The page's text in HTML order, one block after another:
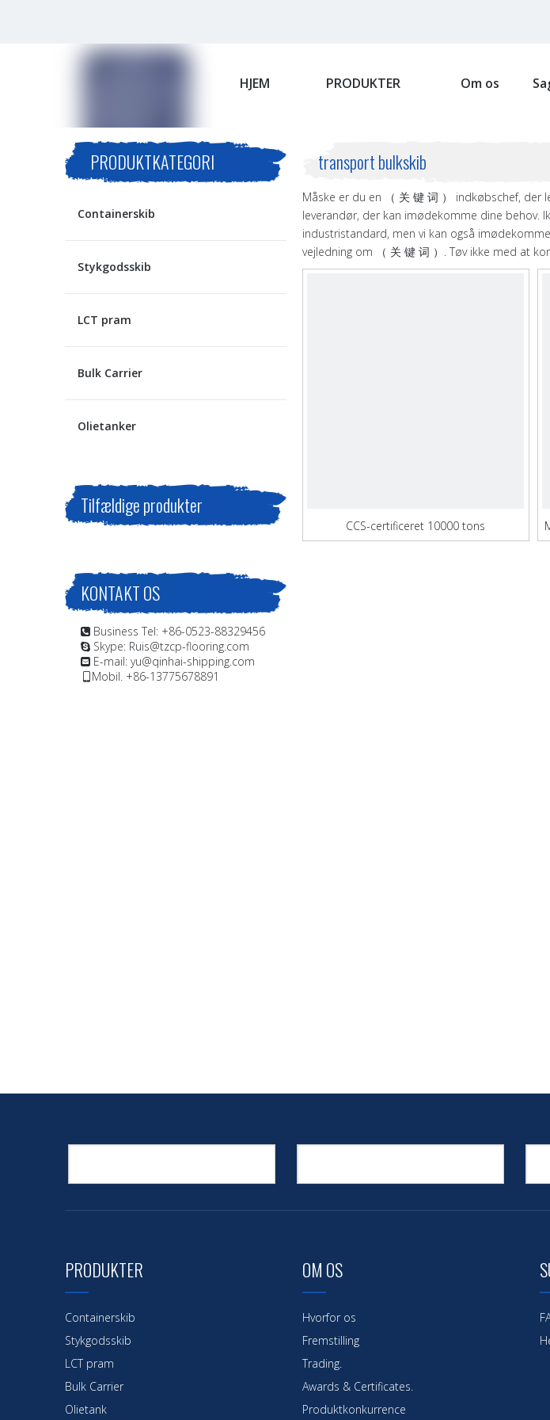
HJEM PRODUKTER Om os
PRODUKTKATEGORI
Containerskib
Stykgodsskib
LCT pram
Bulk Carrier
Olietanker
Tilfældige produkter
KONTAKT OS
 Business Tel: +86-0523-88329456
 Skype: Ruis@tzcp-flooring.com
 E-mail: yu@qinhai-shipping.com
Mobil. +86-13775678891
transport bulkskib
Måske er du en （ 关 键 词 ） indkøbschef,
leverandør, der kan imødekomme dine behov.
industristandard, men vi kan også
vejledning om （ 关 键 词 ）. Tøv ikke med at
CCS-certificeret 10000 tons
transportbulkskib
PRODUKTER
Containerskib
Stykgodsskib
LCT pram
Bulk Carrier
Olietank
OM OS
Hvorfor os
Fremstilling
Trading.
Awards & Certificates.
Produktkonkurrence